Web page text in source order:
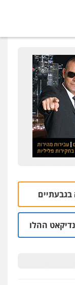
06.08 | 22:58
ההלוואות של